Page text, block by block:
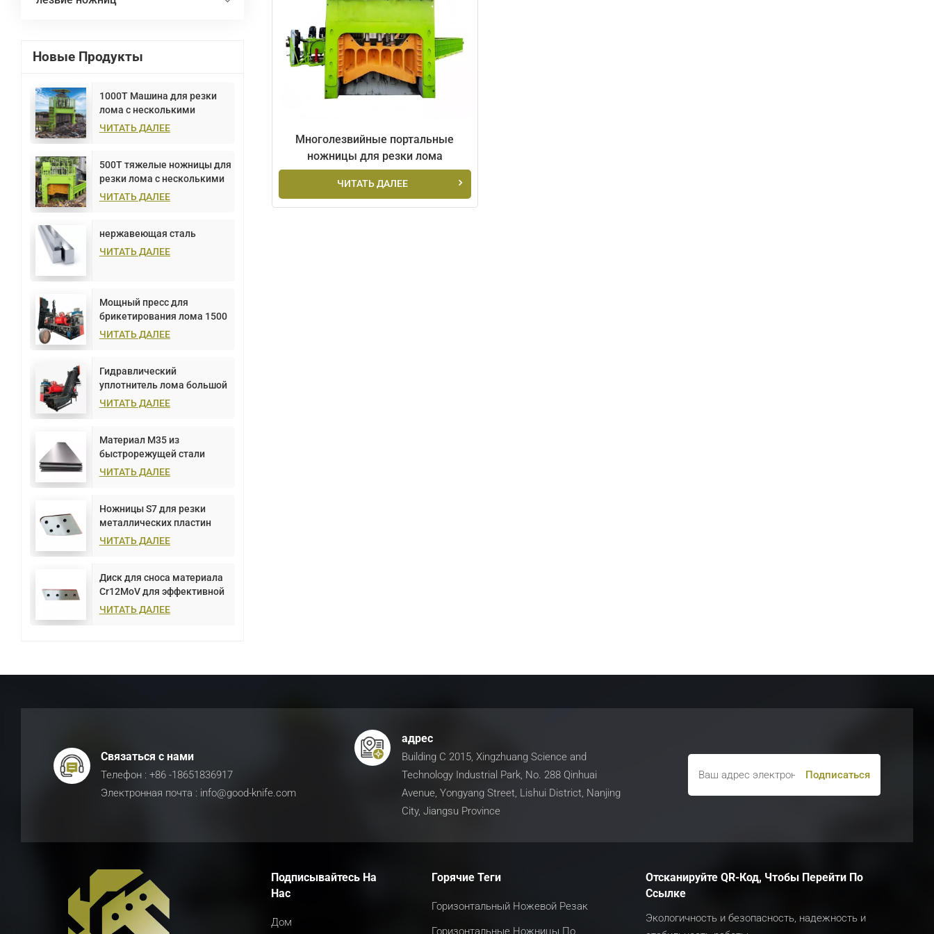
Новые Продукты
1000T Машина для резки
лома с несколькими
лезвиями Портальная
ЧИТАТЬ ДАЛЕЕ
500T тяжелые ножницы для
резки лома с несколькими
лезвиями портальные
ЧИТАТЬ ДАЛЕЕ
нержавеющая сталь
ЧИТАТЬ ДАЛЕЕ
Мощный пресс для
брикетирования лома 1500
тонн
ЧИТАТЬ ДАЛЕЕ
Гидравлический
уплотнитель лома большой
емкости 1000 тонн
ЧИТАТЬ ДАЛЕЕ
Материал М35 из
быстрорежущей стали
ЧИТАТЬ ДАЛЕЕ
Ножницы S7 для резки
металлических пластин
ЧИТАТЬ ДАЛЕЕ
Диск для сноса материала
Cr12MoV для эффективной
резки металла
ЧИТАТЬ ДАЛЕЕ
Многолезвийные портальные
ножницы для резки лома
ЧИТАТЬ ДАЛЕЕ
Связаться с нами
Телефон : +86 -18651836917
Электронная почта : info@good-knife.com
адрес
Building C 2015, Xingzhuang Science and
Technology Industrial Park, No. 288 Qinhuai
Avenue, Yongyang Street, Lishui District, Nanjing
City, Jiangsu Province
Подписывайтесь На
Нас
Дом
Горячие Теги
Горизонтальный Ножевой Резак
Горизонтальные Ножницы По
Отсканируйте QR-Код, Чтобы Перейти По
Ссылке
Экологичность и безопасность, надежность и